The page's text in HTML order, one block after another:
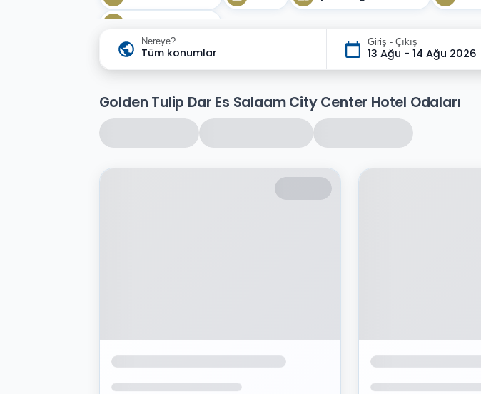
Nereye?
Tüm konumlar
Giriş - Çıkış
13 Ağu - 14 Ağu 2026
Golden Tulip Dar Es Salaam City Center Hotel Odaları